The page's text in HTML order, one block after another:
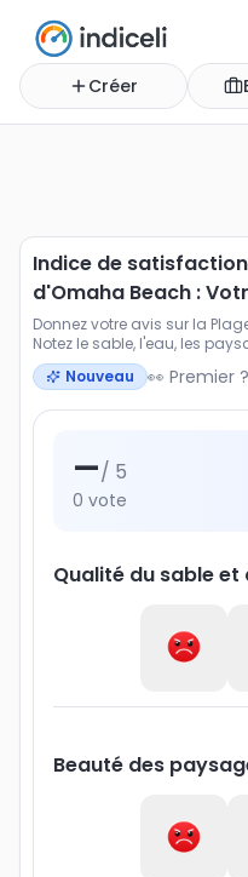
Créer
Indice de satisfaction
Donnez votre avis sur
Indice de
d'Omaha Beach :
Donnez votre avis sur la
Notez le sable, l'eau, les
les activités proposées.
Nouveau 👀 Premier ?
—/ 5
0 vote
Qualité du sable et
Beauté des